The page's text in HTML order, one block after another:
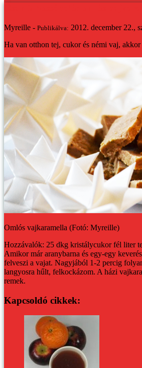
Myreille - Publikálva: 2012. december 22.,
Ha van otthon tej, cukor és némi vaj,
Omlós vajkaramella (Fotó: Myreille)
Hozzávalók: 25 dkg kristálycukorfél liter
Amikor már aranybarna és egy-egy
felveszi a vajat. Nagyjából 1-2 percig
langyosra hűlt, felkockázom. A házi
remek.
Kapcsoldó cikkek: